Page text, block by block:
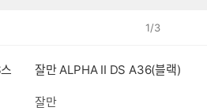
1/3
잘만 ALPHA II DS A36(블랙)
잘만